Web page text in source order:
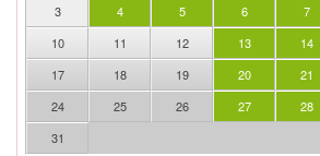
3
4 5 6 7
10
11 12 13 14
17
18 19 20 21
24
25 26 27 28
31